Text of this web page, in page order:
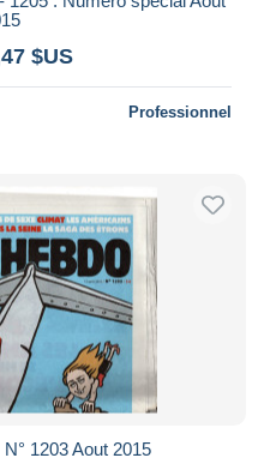
$US
Professionnel
1203 Aout 2015